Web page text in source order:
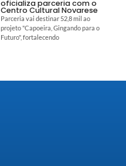
oficializa parceria com o
Centro Cultural Novarese
Parceria vai destinar 52,8 mil ao
projeto "Capoeira, Gingando para o
Futuro", fortalecendo